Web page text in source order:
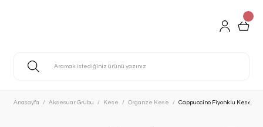
Anasayfa Aksesuar Grubu Kese Organze Kese Cappuccino Fiyonklu Kese |